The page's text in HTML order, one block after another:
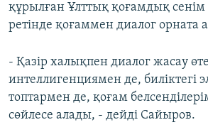
құрылған Ұлттық қоғамдық сенім
ретінде қоғаммен диалог орната
- Қазір халықпен диалог жасау
интеллигенциямен де, биліктегі
топтармен де, қоғам
сөйлесе алады, - дейді Сайыров.